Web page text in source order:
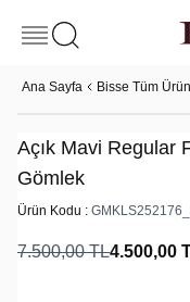
Ana Sayfa Bisse Tüm
Açık Mavi Regular
Gömlek
Ürün Kodu :
7.500,00TL4.500,00